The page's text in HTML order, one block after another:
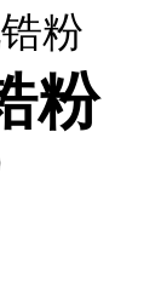
粉
粉